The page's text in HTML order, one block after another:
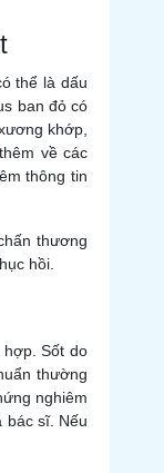
thể là dấu
ban đỏ có
khớp,
về các
thông tin
thương
hồi.
Sốt do
thường
nghiêm
bác sĩ. Nếu